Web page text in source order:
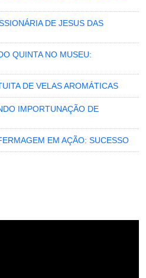
DE JESUS DAS
QUINTA NO MUSEU:
DE VELAS AROMÁTICAS
IMPORTUNAÇÃO DE
EM AÇÃO: SUCESSO